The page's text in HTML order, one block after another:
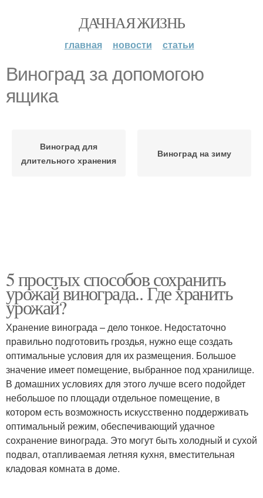
ДАЧНАЯ ЖИЗНЬ
главная новости статьи
Виноград за допомогою
ящика
Виноград для
длительного хранения
Виноград на зиму
5 простых способов сохранить
урожай винограда.. Где хранить
урожай?
Хранение винограда – дело тонкое. Недостаточно
правильно подготовить гроздья, нужно еще создать
оптимальные условия для их размещения. Большое
значение имеет помещение, выбранное под хранилище.
В домашних условиях для этого лучше всего подойдет
небольшое по площади отдельное помещение, в
котором есть возможность искусственно поддерживать
оптимальный режим, обеспечивающий удачное
сохранение винограда. Это могут быть холодный и сухой
подвал, отапливаемая летняя кухня, вместительная
кладовая комната в доме.